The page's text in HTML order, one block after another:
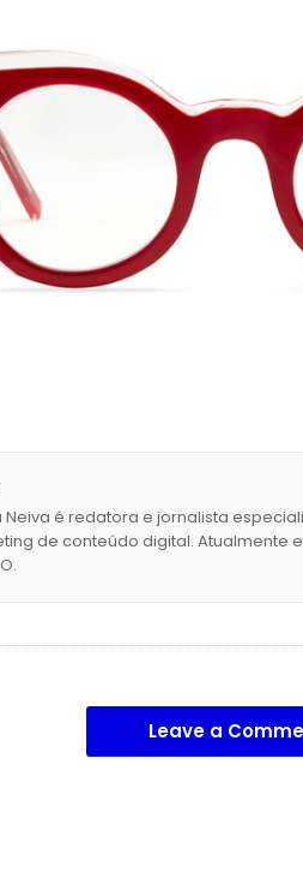
Neiva é redatora e jornalista
de conteúdo digital.
Leave a